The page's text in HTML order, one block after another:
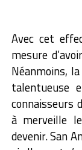
Avec cet
mesure
Néanmoins,
talentueuse
connaisseurs
à merveille
devenir. San